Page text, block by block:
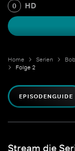
0 HD
Home Serien
Folge 2
EPISODENGUIDE
Stream die